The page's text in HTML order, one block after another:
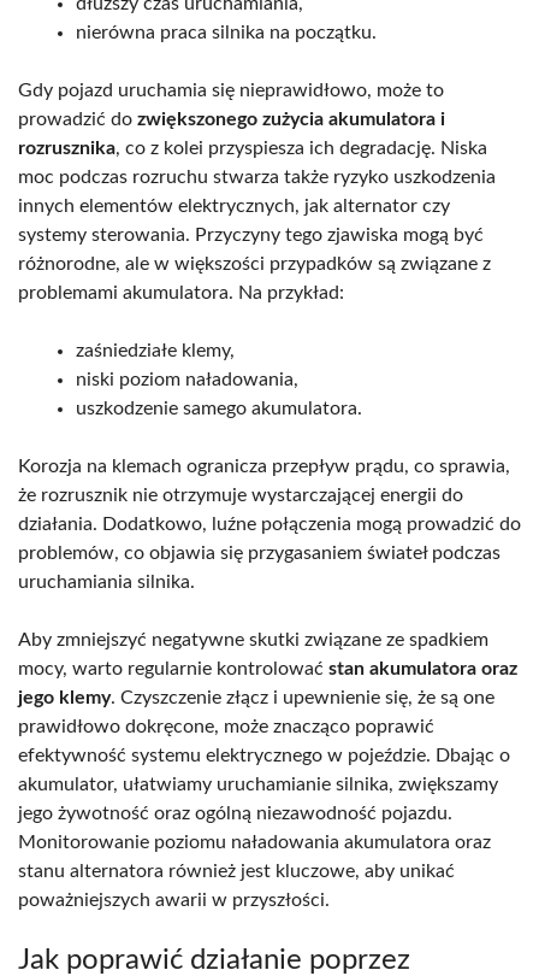
nierówna praca silnika na początku.
Gdy pojazd uruchamia się nieprawidłowo, może to
prowadzić do zwiększonego zużycia akumulatora i
rozrusznika, co z kolei przyspiesza ich degradację. Niska
moc podczas rozruchu stwarza także ryzyko uszkodzenia
innych elementów elektrycznych, jak alternator czy
systemy sterowania. Przyczyny tego zjawiska mogą być
różnorodne, ale w większości przypadków są związane z
problemami akumulatora. Na przykład:
zaśniedziałe klemy,
niski poziom naładowania,
uszkodzenie samego akumulatora.
Korozja na klemach ogranicza przepływ prądu, co sprawia,
że rozrusznik nie otrzymuje wystarczającej energii do
działania. Dodatkowo, luźne połączenia mogą prowadzić do
problemów, co objawia się przygasaniem świateł podczas
uruchamiania silnika.
Aby zmniejszyć negatywne skutki związane ze spadkiem
mocy, warto regularnie kontrolować stan akumulatora oraz
jego klemy. Czyszczenie złącz i upewnienie się, że są one
prawidłowo dokręcone, może znacząco poprawić
efektywność systemu elektrycznego w pojeździe. Dbając o
akumulator, ułatwiamy uruchamianie silnika, zwiększamy
jego żywotność oraz ogólną niezawodność pojazdu.
Monitorowanie poziomu naładowania akumulatora oraz
stanu alternatora również jest kluczowe, aby unikać
poważniejszych awarii w przyszłości.
Jak poprawić działanie poprzez